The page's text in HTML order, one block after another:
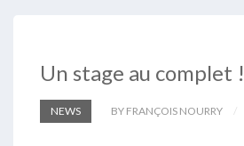
Un stage au complet !
NEWS BY FRANÇOIS NOURRY